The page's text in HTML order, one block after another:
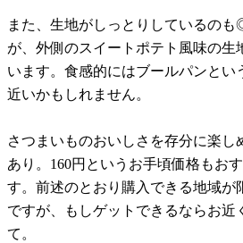
また、生地がしっとりしているの
が、外側のスイートポテト風味の生
います。食感的にはブールパンとい
近いかもしれません。
さつまいものおいしさを存分に楽し
あり。160円というお手頃価格もお
す。前述のとおり購入できる地域が
ですが、もしゲットできるならお近
て。